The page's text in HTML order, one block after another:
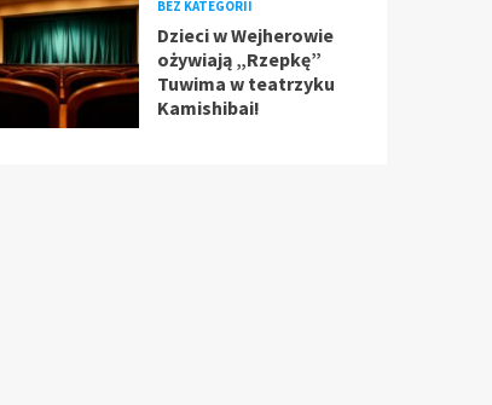
BEZ KATEGORII
Dzieci w Wejherowie
ożywiają „Rzepkę”
Tuwima w teatrzyku
Kamishibai!